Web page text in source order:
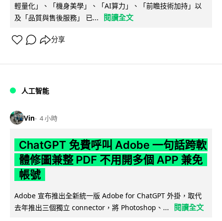
輕量化」、「機身美學」、「AI算力」、「前瞻技術加持」以
及「品質與售後服務」 已...
閱讀全文
分享
人工智能
Vin 4 小時
ChatGPT 免費呼叫 Adobe 一句話跨軟
體修圖兼整 PDF 不用開多個 APP 兼免
帳號
Adobe 宣布推出全新統一版 Adobe for ChatGPT 外掛，取代
去年推出三個獨立 connector，將 Photoshop、...
閱讀全文